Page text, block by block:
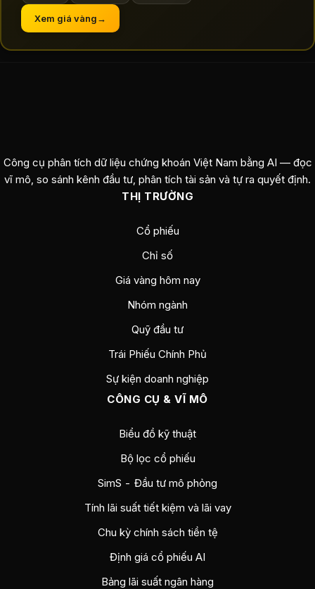
Xem giá vàng→
Công cụ phân tích dữ liệu chứng khoán Việt Nam bằng AI — đọc
vĩ mô, so sánh kênh đầu tư, phân tích tài sản và tự ra quyết định.
THỊ TRƯỜNG
Cổ phiếu
Chỉ số
Giá vàng hôm nay
Nhóm ngành
Quỹ đầu tư
Trái Phiếu Chính Phủ
Sự kiện doanh nghiệp
CÔNG CỤ & VĨ MÔ
Biểu đồ kỹ thuật
Bộ lọc cổ phiếu
SimS - Đầu tư mô phỏng
Tính lãi suất tiết kiệm và lãi vay
Chu kỳ chính sách tiền tệ
Định giá cổ phiếu AI
Bảng lãi suất ngân hàng